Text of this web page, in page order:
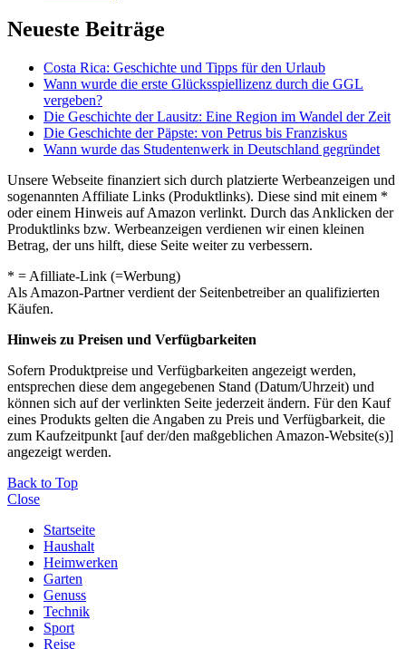
Neueste Beiträge
Costa Rica: Geschichte und Tipps für den Urlaub
Wann wurde die erste Glücksspiellizenz durch die GGL
vergeben?
Die Geschichte der Lausitz: Eine Region im Wandel der Zeit
Die Geschichte der Päpste: von Petrus bis Franziskus
Wann wurde das Studentenwerk in Deutschland gegründet
Unsere Webseite finanziert sich durch platzierte Werbeanzeigen und
sogenannten Affiliate Links (Produktlinks). Diese sind mit einem *
oder einem Hinweis auf Amazon verlinkt. Durch das Anklicken der
Produktlinks bzw. Werbeanzeigen verdienen wir einen kleinen
Betrag, der uns hilft, diese Seite weiter zu verbessern.
* = Afilliate-Link (=Werbung)
Als Amazon-Partner verdient der Seitenbetreiber an qualifizierten
Käufen.
Hinweis zu Preisen und Verfügbarkeiten
Sofern Produktpreise und Verfügbarkeiten angezeigt werden,
entsprechen diese dem angegebenen Stand (Datum/Uhrzeit) und
können sich auf der verlinkten Seite jederzeit ändern. Für den Kauf
eines Produkts gelten die Angaben zu Preis und Verfügbarkeit, die
zum Kaufzeitpunkt [auf der/den maßgeblichen Amazon-Website(s)]
angezeigt werden.
Back to Top
Close
Startseite
Haushalt
Heimwerken
Garten
Genuss
Technik
Sport
Reise